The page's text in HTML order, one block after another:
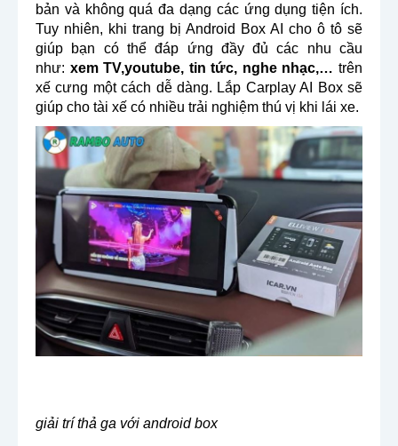
bản và không quá đa dạng các ứng dụng tiện ích.
Tuy nhiên, khi trang bị Android Box AI cho ô tô sẽ
giúp bạn có thể đáp ứng đầy đủ các nhu cầu
như: xem TV,youtube, tin tức, nghe nhạc,…trên
xế cưng một cách dễ dàng. Lắp Carplay AI Box sẽ
giúp cho tài xế có nhiều trải nghiệm thú vị khi lái xe.
giải trí thả ga với android box